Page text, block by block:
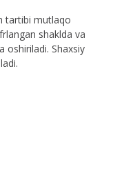
tartibi mutlaqo
shaklda va
oshiriladi. Shaxsiy